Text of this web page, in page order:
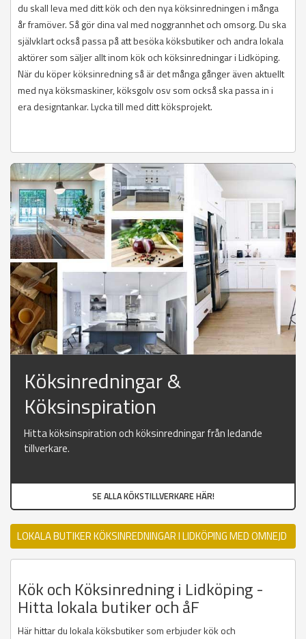
du skall leva med ditt kök och den nya köksinredningen i många
år framöver. Så gör dina val med noggrannhet och omsorg. Du ska
självklart också passa på att besöka köksbutiker och andra lokala
aktörer som säljer allt inom kök och köksinredningar i Lidköping.
När du köper köksinredning så är det många gånger även aktuellt
med nya köksmaskiner, köksgolv osv som också ska passa in i
era designtankar. Lycka till med ditt köksprojekt.
Köksinredningar &
Köksinspiration
Hitta köksinspiration och köksinredningar från ledande
tillverkare.
SE ALLA KÖKSTILLVERKARE HÄR!
LOKALA BUTIKER KÖKSINREDNINGAR I LIDKÖPING MED OMNEJD
Kök och Köksinredning i Lidköping -
Hitta lokala butiker och åF
Här hittar du lokala köksbutiker som erbjuder kök och